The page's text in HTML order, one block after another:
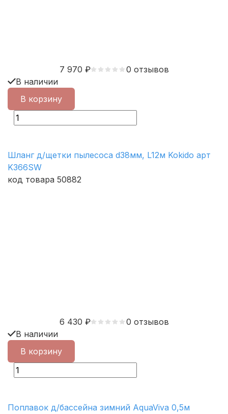
7 970 ₽
0 отзывов
В наличии
В корзину
Шланг д/щетки пылесоса d38мм, L12м Kokido арт
K366SW
код товара 50882
6 430 ₽
0 отзывов
В наличии
В корзину
Поплавок д/бассейна зимний AquaViva 0,5м